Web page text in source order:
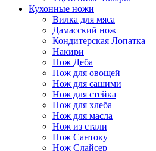
Кухонные ножи
Вилка для мяса
Дамасский нож
Кондитерская Лопатка
Накири
Нож Деба
Нож для овощей
Нож для сашими
Нож для стейка
Нож для хлеба
Нож для масла
Нож из стали
Нож Сантоку
Нож Слайсер